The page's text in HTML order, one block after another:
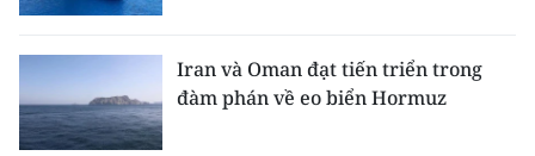
Iran và Oman đạt tiến triển trong
đàm phán về eo biển Hormuz